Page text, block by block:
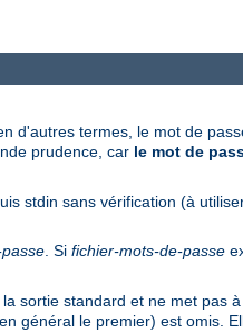
d'autres termes, le mot de
prudence, car le mot de
stdin sans vérification (à
. Si fichier-mots-de-passe
sortie standard et ne met pas
général le premier) est omis.